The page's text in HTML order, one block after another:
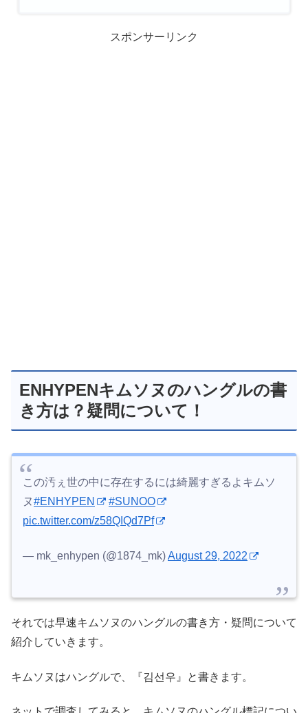
スポンサーリンク
ENHYPENキムソヌのハングルの書
き方は？疑問について！
この汚ぇ世の中に存在するには綺麗すぎるよキムソ
ヌ#ENHYPEN
#SUNOO
pic.twitter.com/z58QIQd7Pf
— mk_enhypen (@1874_mk)August 29, 2022
それでは早速キムソヌのハングルの書き方・疑問について
紹介していきます。
キムソヌはハングルで、『김선우』と書きます。